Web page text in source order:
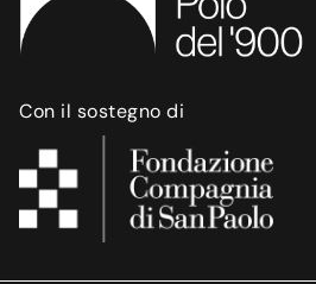
Con il sostegno di